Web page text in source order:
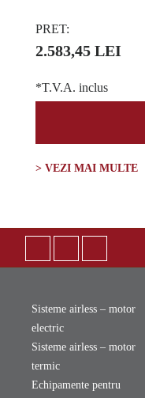
PRET:
2.583,45 LEI
*T.V.A. inclus
> VEZI MAI MULTE
Sisteme airless – motor
electric
Sisteme airless – motor
termic
Echipamente pentru